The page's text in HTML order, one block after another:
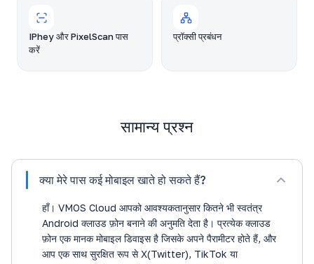
IPhey और PixelScan पास
करें
प्रॉक्सी प्रबंधन
सामान्य प्रश्न
क्या मेरे पास कई मोबाइल खाते हो सकते हैं?
हाँ। VMOS Cloud आपको आवश्यकतानुसार कितने भी स्वतंत्र
Android क्लाउड फ़ोन बनाने की अनुमति देता है। प्रत्येक क्लाउड
फ़ोन एक मानक मोबाइल डिवाइस है जिसके अपने पैरामीटर होते हैं, और
आप एक साथ सुरक्षित रूप से X(Twitter), TikTok या